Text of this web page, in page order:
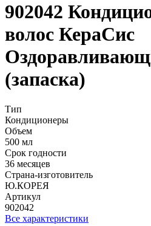
902042
волос КераСис
(запаска)
Тип
Кондиционеры
Объем
500 мл
Срок годности
36 месяцев
Страна-изготовитель
Ю.КОРЕЯ
Артикул
902042
Все характеристики